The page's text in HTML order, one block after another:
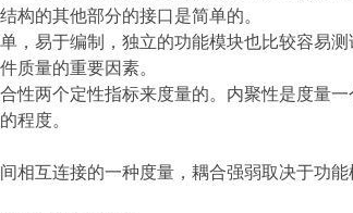
构的其他部分的接口是简单的。
，易于编制，独立的功能模块也比较容易
质量的重要因素。
性两个定性指标来度量的。内聚性是度量
程度。
相互连接的一种度量，耦合强弱取决于功